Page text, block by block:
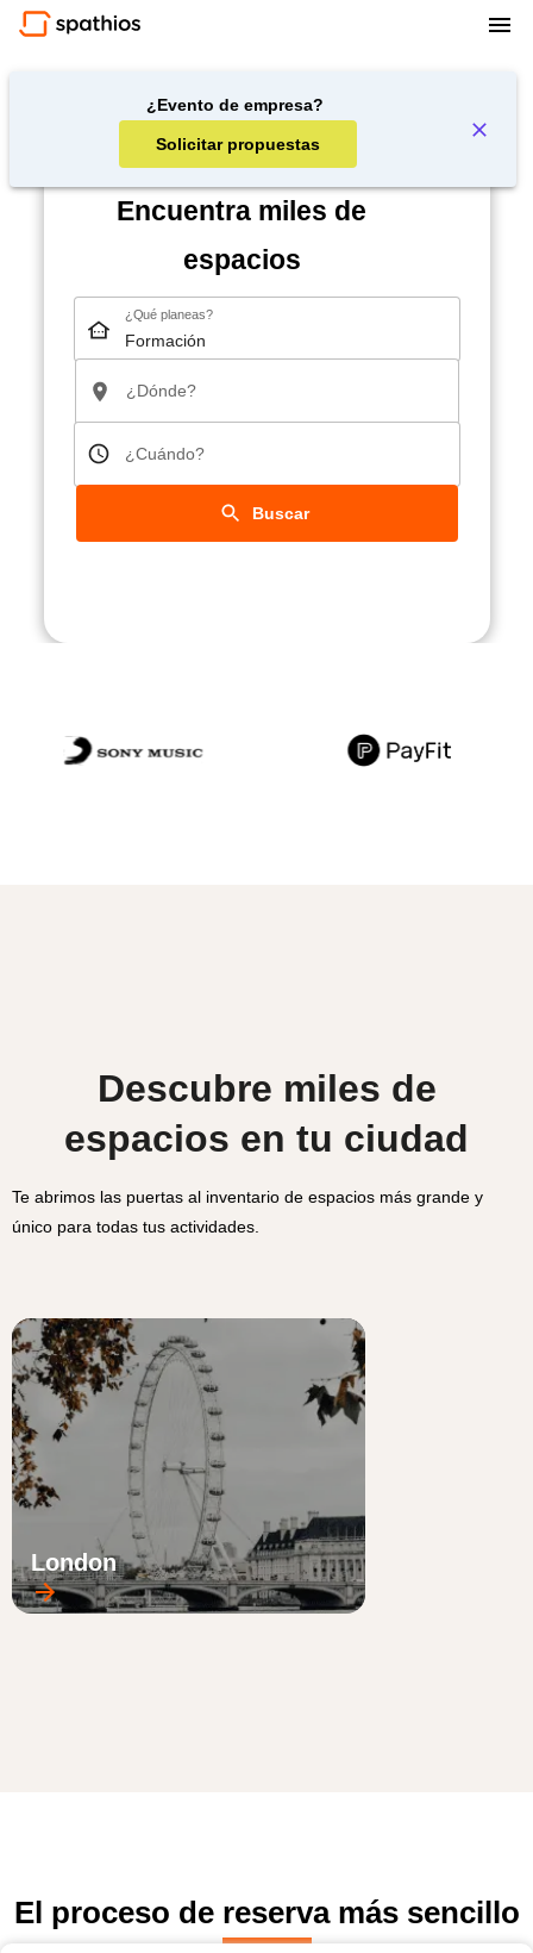
¿Evento de empresa?
Solicitar propuestas
Encuentra miles de
espacios
¿Qué planeas?
¿Dónde?
¿Cuándo?
Buscar
Descubre miles de
espacios en tu ciudad
Te abrimos las puertas al inventario de espacios más grande y
único para todas tus actividades.
London
El proceso de reserva más sencillo